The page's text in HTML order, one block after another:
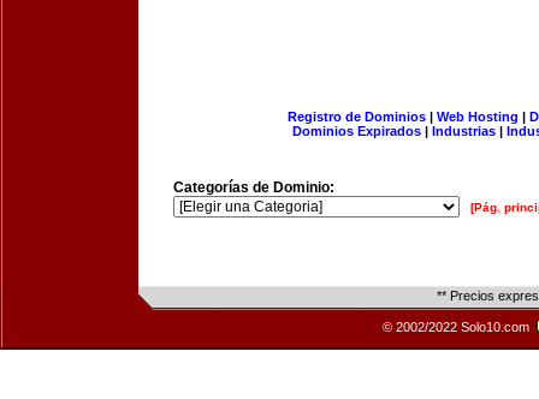
Registro de Dominios| Web Hosting |
Dominios Expirados | Industrias |
Categorías de Dominio:
[Pág.
** Precios
© 2002/2022 Solo10.com